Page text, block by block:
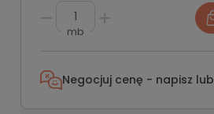
mb
Negocjuj cenę - napisz lub